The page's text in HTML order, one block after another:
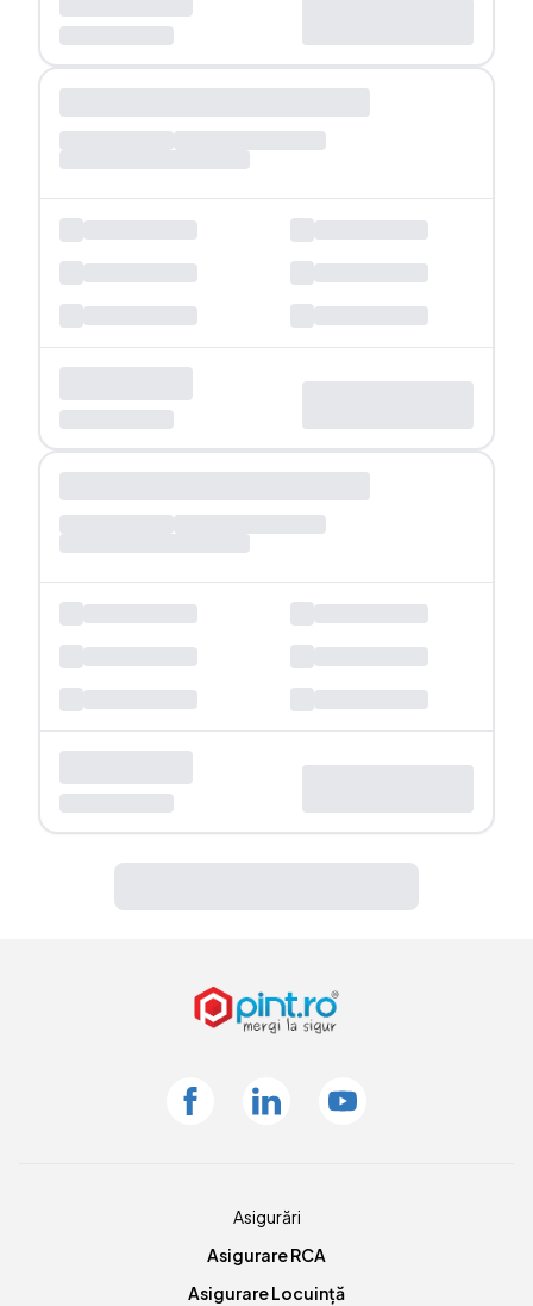
FacebookLinkedin Youtube
Asigurări
Asigurare RCA
Asigurare Locuință